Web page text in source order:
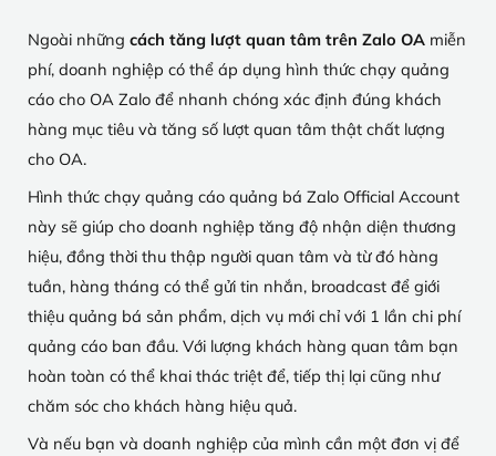
Ngoài những cách tăng lượt quan tâm trên Zalo OA miễn
phí, doanh nghiệp có thể áp dụng hình thức chạy quảng
cáo cho OA Zalo để nhanh chóng xác định đúng khách
hàng mục tiêu và tăng số lượt quan tâm thật chất lượng
cho OA.
Hình thức chạy quảng cáo quảng bá Zalo Official Account
này sẽ giúp cho doanh nghiệp tăng độ nhận diện thương
hiệu, đồng thời thu thập người quan tâm và từ đó hàng
tuần, hàng tháng có thể gửi tin nhắn, broadcast để giới
thiệu quảng bá sản phẩm, dịch vụ mới chỉ với 1 lần chi phí
quảng cáo ban đầu. Với lượng khách hàng quan tâm bạn
hoàn toàn có thể khai thác triệt để, tiếp thị lại cũng như
chăm sóc cho khách hàng hiệu quả.
Và nếu bạn và doanh nghiệp của mình cần một đơn vị để